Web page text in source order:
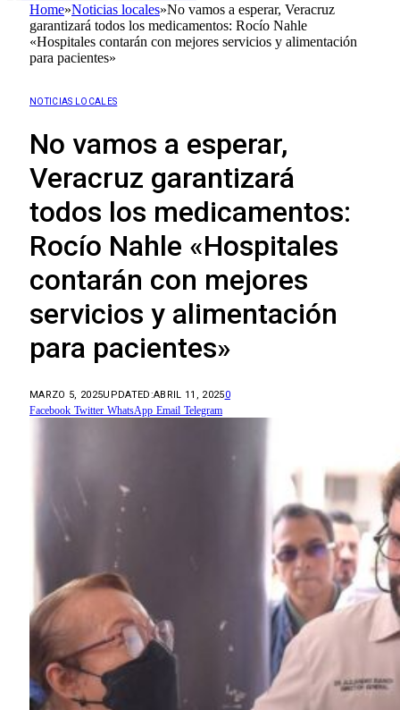
Home»Noticias locales»No vamos a esperar, Veracruz
garantizará todos los medicamentos: Rocío Nahle
«Hospitales contarán con mejores servicios y alimentación
para pacientes»
NOTICIAS LOCALES
No vamos a esperar,
Veracruz garantizará
todos los medicamentos:
Rocío Nahle «Hospitales
contarán con mejores
servicios y alimentación
para pacientes»
MARZO 5, 2025UPDATED:ABRIL 11, 20250
Facebook Twitter WhatsApp Email Telegram